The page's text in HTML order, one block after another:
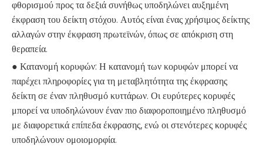
φθορισμού προς τα δεξιά συνήθως υποδηλώνει αυξημένη
έκφραση του δείκτη στόχου. Αυτός είναι ένας χρήσιμος δείκτης
αλλαγών στην έκφραση πρωτεϊνών, όπως σε απόκριση στη
θεραπεία.
● Κατανομή κορυφών: Η κατανομή των κορυφών μπορεί να
παρέχει πληροφορίες για τη μεταβλητότητα της έκφρασης
δείκτη σε έναν πληθυσμό κυττάρων. Οι ευρύτερες κορυφές
μπορεί να υποδηλώνουν έναν πιο διαφοροποιημένο πληθυσμό
με διαφορετικά επίπεδα έκφρασης, ενώ οι στενότερες κορυφές
υποδηλώνουν ομοιομορφία.